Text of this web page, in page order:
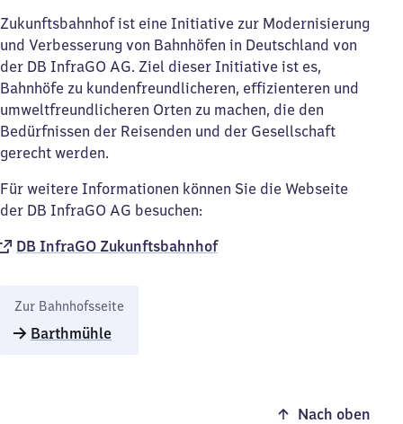
Zukunftsbahnhof ist eine Initiative zur Modernisierung
und Verbesserung von Bahnhöfen in Deutschland von
der DB InfraGO AG. Ziel dieser Initiative ist es,
Bahnhöfe zu kundenfreundlicheren, effizienteren und
umweltfreundlicheren Orten zu machen, die den
Bedürfnissen der Reisenden und der Gesellschaft
gerecht werden.
Für weitere Informationen können Sie die Webseite
der DB InfraGO AG besuchen:
DB InfraGO Zukunftsbahnhof​
Zur Bahnhofsseite
Barthmühle
Nach oben